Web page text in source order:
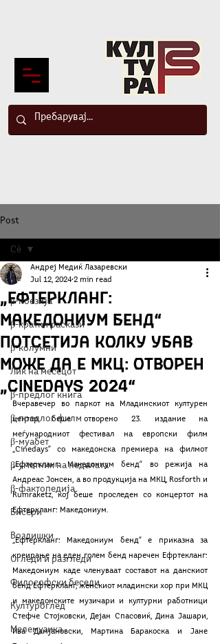
Post
Сè
β-поезија
β-кратки раскази
β-колумни
Лик на месецот
β-предлог книга
β-предлог филм
β-муабет
β-уметник на неделата
β-фактопедија
Бисери
Воздишки
Огледи и разгледи
Философски беседи
Културоглед
Мелемузика
Сè
„Ефтеркланг:
Македониум бенд“
потсетија колку убав
може да е МКЦ: Отворен
„Cinedays 2024“
Андреј Медиќ Лазаревски
Jul 12, 2024 2 min read
Вчеравечер во паркот на Младинскиот културен
центар беше отворено 23. издание на
меѓународниот фестивал на европски филм
„Cinedays“ со македонска премиера на филмот
„Ефтеркланг: Македониум бенд“ во режија на
Андреас Јонсен, а во продукција на МКЦ, Rosforth и
Rumraketz, кој беше проследен со концертот на
Ефтеркланг: Македониум.
„Ефтеркланг: Македониум бенд“ е приказна за
креирање на еден голем бенд наречен Ефртекланг:
Македониум каде членуваат составот на данскиот
бенд Ефтеркланг, женскиот младински хор при МКЦ
и македонските музичари и културни работници
Стефче Стојковски, Дејан Спасовиќ, Дина Јашари,
Ива Дамјановски, Мартина Баракоска и Јане